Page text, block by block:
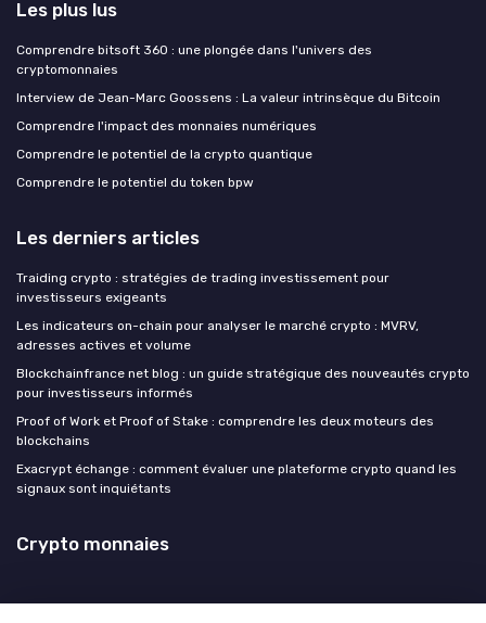
Les plus lus
Comprendre bitsoft 360 : une plongée dans l'univers des
cryptomonnaies
Interview de Jean-Marc Goossens : La valeur intrinsèque du Bitcoin
Comprendre l'impact des monnaies numériques
Comprendre le potentiel de la crypto quantique
Comprendre le potentiel du token bpw
Les derniers articles
Traiding crypto : stratégies de trading investissement pour
investisseurs exigeants
Les indicateurs on-chain pour analyser le marché crypto : MVRV,
adresses actives et volume
Blockchainfrance net blog : un guide stratégique des nouveautés crypto
pour investisseurs informés
Proof of Work et Proof of Stake : comprendre les deux moteurs des
blockchains
Exacrypt échange : comment évaluer une plateforme crypto quand les
signaux sont inquiétants
Crypto monnaies